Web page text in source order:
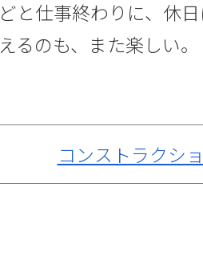
どと仕事終わりに、休
えるのも、また楽しい。
コンストラクシ